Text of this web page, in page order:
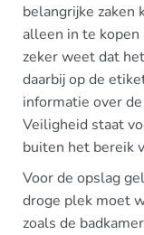
belangrijke zaken
alleen in te
zeker weet dat
daarbij op de
informatie over
Veiligheid staat
buiten het bereik
Voor de opslag
droge plek moet
zoals de